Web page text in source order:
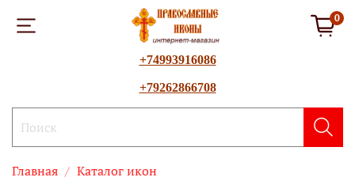
0
+74993916086
+79262866708
Главная Каталог икон